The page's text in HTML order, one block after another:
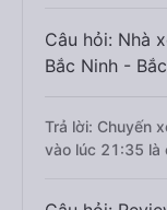
Câu hỏi: Nhà
Bắc Ninh -
Trả lời: Chuyến
vào lúc 21:35 là